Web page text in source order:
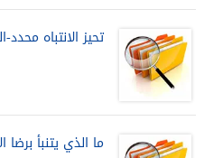
تحيز الانتباه
ما الذي يتنبأ